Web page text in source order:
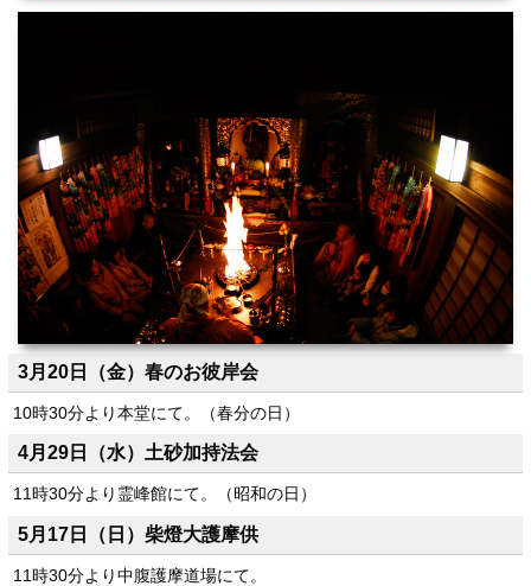
3月20日（金）春のお彼岸会
10時30分より本堂にて。（春分の日）
4月29日（水）土砂加持法会
11時30分より霊峰館にて。（昭和の日）
5月17日（日）柴燈大護摩供
11時30分より中腹護摩道場にて。